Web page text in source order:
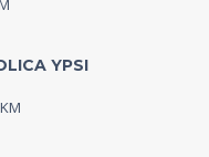
YPSI
KM